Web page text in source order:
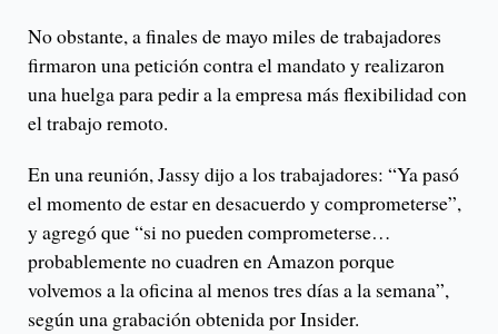
No obstante, a finales de mayo miles de trabajadores
firmaron una petición contra el mandato y realizaron
una huelga para pedir a la empresa más flexibilidad con
el trabajo remoto.
En una reunión, Jassy dijo a los trabajadores: “Ya pasó
el momento de estar en desacuerdo y comprometerse”,
y agregó que “si no pueden comprometerse…
probablemente no cuadren en Amazon porque
volvemos a la oficina al menos tres días a la semana”,
según una grabación obtenida por Insider.